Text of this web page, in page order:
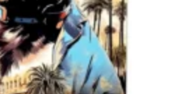
sur
la
page
du
produit